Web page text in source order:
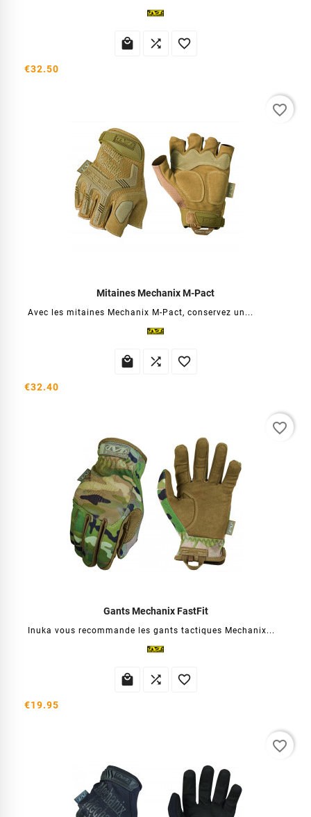
  
€32.50
Mitaines Mechanix M-Pact
Avec les mitaines Mechanix M-Pact, conservez un...
  
€32.40
favorite_border
Gants Mechanix FastFit
Inuka vous recommande les gants tactiques Mechanix...
  
€19.95
favorite_border
favorite_border